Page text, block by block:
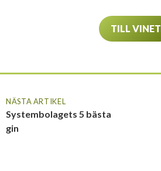
TILL VINET
NÄSTA ARTIKEL
Systembolagets 5 bästa
gin